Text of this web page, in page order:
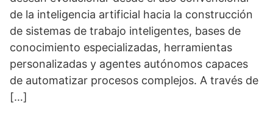
de la inteligencia artificial hacia la construcción
de sistemas de trabajo inteligentes, bases de
conocimiento especializadas, herramientas
personalizadas y agentes autónomos capaces
de automatizar procesos complejos. A través de
[…]